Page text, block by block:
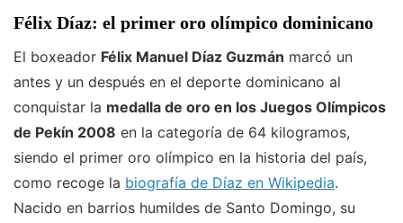
Félix Díaz: el primer oro olímpico dominicano
El boxeador Félix Manuel Díaz Guzmán marcó un
antes y un después en el deporte dominicano al
conquistar la medalla de oro en los Juegos Olímpicos
de Pekín 2008 en la categoría de 64 kilogramos,
siendo el primer oro olímpico en la historia del país,
como recoge la biografía de Díaz en Wikipedia.
Nacido en barrios humildes de Santo Domingo, su